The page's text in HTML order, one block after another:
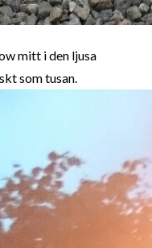
mitt i den ljusa
som tusan.